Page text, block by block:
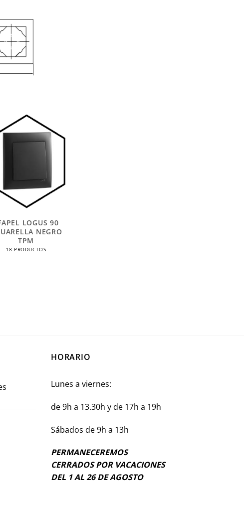
LOGUS 90
NEGRO
TPM
18 PRODUCTOS
HORARIO
Lunes a viernes:
de 9h a 13.30h y de 17h a 19h
Sábados de 9h a 13h
PERMANECEREMOS
CERRADOS POR VACACIONES
DEL 1 AL 26 DE AGOSTO